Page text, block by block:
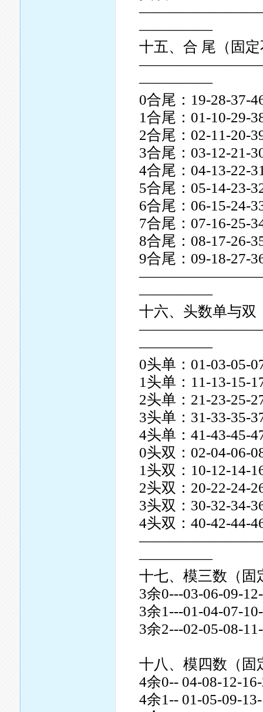
—————
十五、合 尾（固
—————
0合尾：19-28-37-
1合尾：01-10-29-
2合尾：02-11-20-
3合尾：03-12-21-
4合尾：04-13-22-
5合尾：05-14-23-
6合尾：06-15-24-
7合尾：07-16-25-
8合尾：08-17-26-
9合尾：09-18-27-
—————
十六、头数单与双
—————
0头单：01-03-05-
1头单：11-13-15-
2头单：21-23-25-
3头单：31-33-35-
4头单：41-43-45-
0头双：02-04-06-
1头双：10-12-14-
2头双：20-22-24-
3头双：30-32-34-
4头双：40-42-44-
—————
十七、模三数（固
3余0---03-06-09-
3余1---01-04-07-
3余2---02-05-08-
十八、模四数（固
4余0-- 04-08-12-
4余1-- 01-05-09-